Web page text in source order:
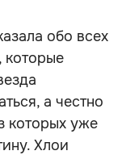
обо всех
которые
а честно
которых уже
Хлои